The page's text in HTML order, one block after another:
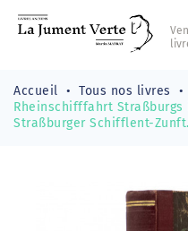
Accueil Tous nos livres
Rheinschifffahrt
Straßburger Schifflent-Zunft.